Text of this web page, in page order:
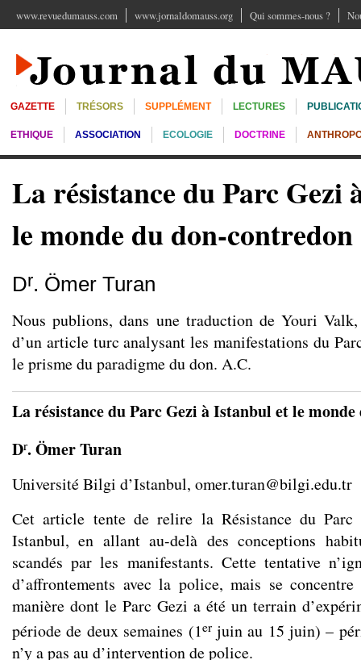
www.revuedumauss.com www.jornaldomauss.org Qui sommes-nous ?
GAZETTE TRÉSORS SUPPLÉMENT LECTURES
ETHIQUE ASSOCIATION ECOLOGIE DOCTRINE
La résistance du Parc Gezi
le monde du don-contredon
Dr. Ömer Turan
Nous publions, dans une traduction de Youri
d’un article turc analysant les manifestations du
le prisme du paradigme du don. A.C.
La résistance du Parc Gezi à Istanbul et le
Dr. Ömer Turan
Université Bilgi d’Istanbul, omer.turan@bilgi.edu.tr
Cet article tente de relire la Résistance du
Istanbul, en allant au-delà des conceptions
scandés par les manifestants. Cette tentative
d’affrontements avec la police, mais se
manière dont le Parc Gezi a été un terrain
période de deux semaines (1erjuin au 15 juin) –
n’y a pas au d’intervention de police.